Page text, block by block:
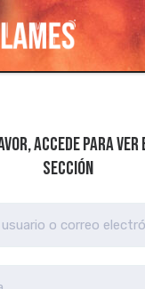
accede para ver
sección